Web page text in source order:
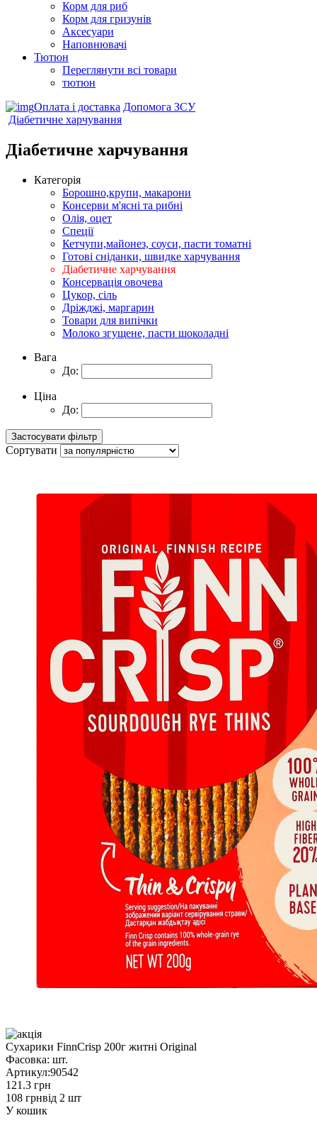
Корм для риб
Корм для гризунів
Аксесуари
Наповнювачі
Тютюн
Переглянути всі товари
тютюн
Оплата і доставка Допомога ЗСУ
Діабетичне харчування
Діабетичне харчування
Категорія
Борошно,крупи, макарони
Консерви м'ясні та рибні
Олія, оцет
Спеції
Кетчупи,майонез, соуси, пасти томатні
Готові сніданки, швидке харчування
Діабетичне харчування
Консервація овочева
Цукор, сіль
Дріжджі, маргарин
Товари для випічки
Молоко згущене, пасти шоколадні
Вага
До:
Ціна
До:
Сортувати
Сухарики FinnCrisp 200г житні Original
Фасовка: шт.
Артикул:90542
121.3 грн
108 грнвід 2 шт
У кошик